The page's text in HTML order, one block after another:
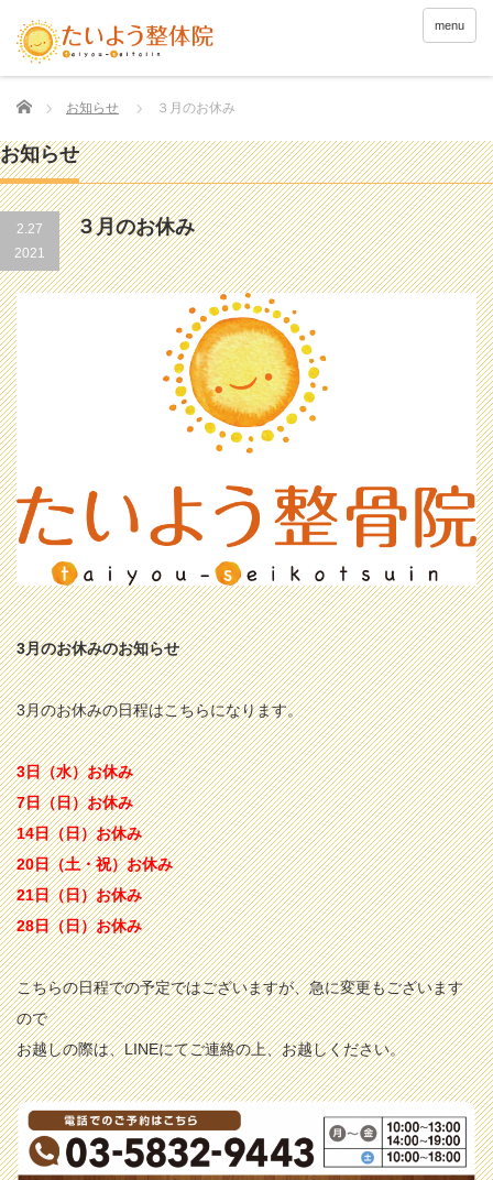
menu
Home お知らせ ３月のお休み
お知らせ
2.27
2021
３月のお休み
3月のお休みのお知らせ
3月のお休みの日程はこちらになります。
3日（水）お休み
7日（日）お休み
14日（日）お休み
20日（土・祝）お休み
21日（日）お休み
28日（日）お休み
こちらの日程での予定ではございますが、急に変更もございます
ので
お越しの際は、LINEにてご連絡の上、お越しください。